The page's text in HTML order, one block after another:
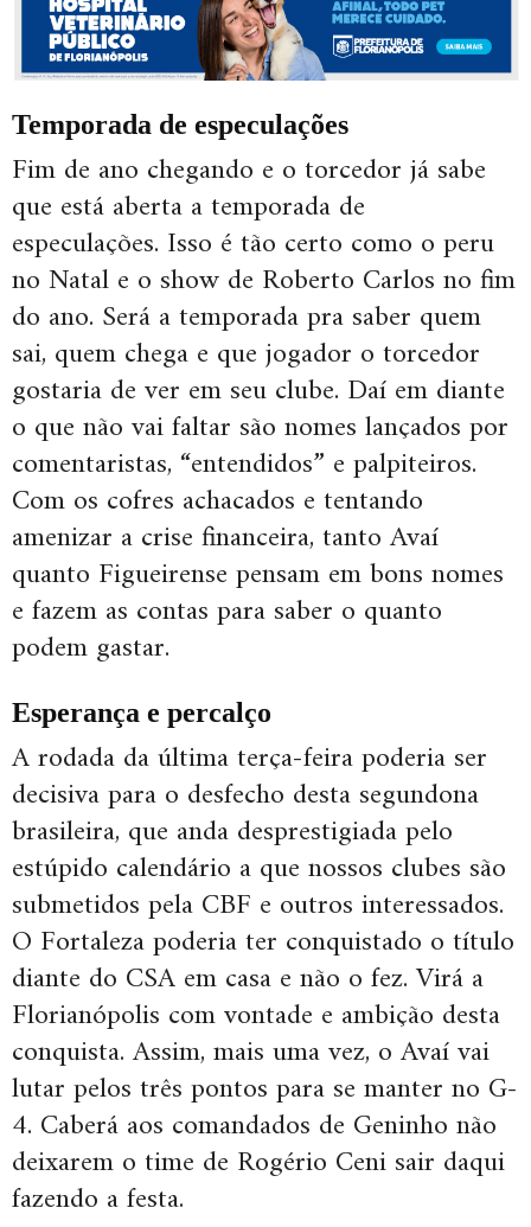
Temporada de especulações
Fim de ano chegando e o torcedor já sabe
que está aberta a temporada de
especulações. Isso é tão certo como o peru
no Natal e o show de Roberto Carlos no fim
do ano. Será a temporada pra saber quem
sai, quem chega e que jogador o torcedor
gostaria de ver em seu clube. Daí em diante
o que não vai faltar são nomes lançados por
comentaristas, “entendidos” e palpiteiros.
Com os cofres achacados e tentando
amenizar a crise financeira, tanto Avaí
quanto Figueirense pensam em bons nomes
e fazem as contas para saber o quanto
podem gastar.
Esperança e percalço
A rodada da última terça-feira poderia ser
decisiva para o desfecho desta segundona
brasileira, que anda desprestigiada pelo
estúpido calendário a que nossos clubes são
submetidos pela CBF e outros interessados.
O Fortaleza poderia ter conquistado o título
diante do CSA em casa e não o fez. Virá a
Florianópolis com vontade e ambição desta
conquista. Assim, mais uma vez, o Avaí vai
lutar pelos três pontos para se manter no G-
4. Caberá aos comandados de Geninho não
deixarem o time de Rogério Ceni sair daqui
fazendo a festa.